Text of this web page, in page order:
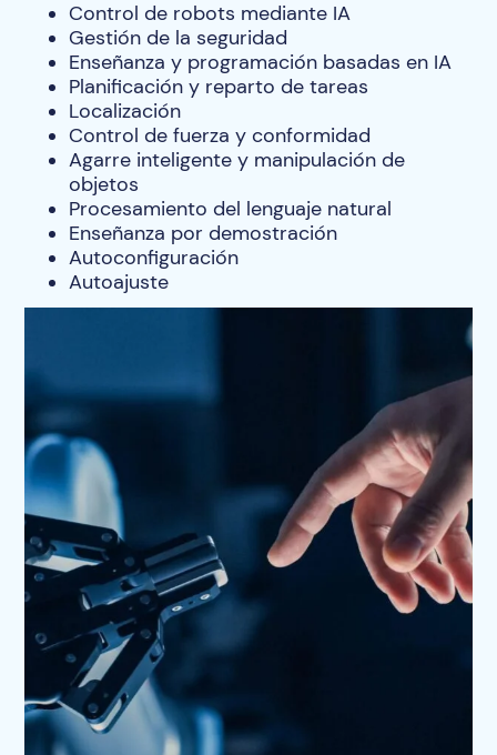
Control de robots mediante IA
Gestión de la seguridad
Enseñanza y programación basadas en IA
Planificación y reparto de tareas
Localización
Control de fuerza y conformidad
Agarre inteligente y manipulación de
objetos
Procesamiento del lenguaje natural
Enseñanza por demostración
Autoconfiguración
Autoajuste